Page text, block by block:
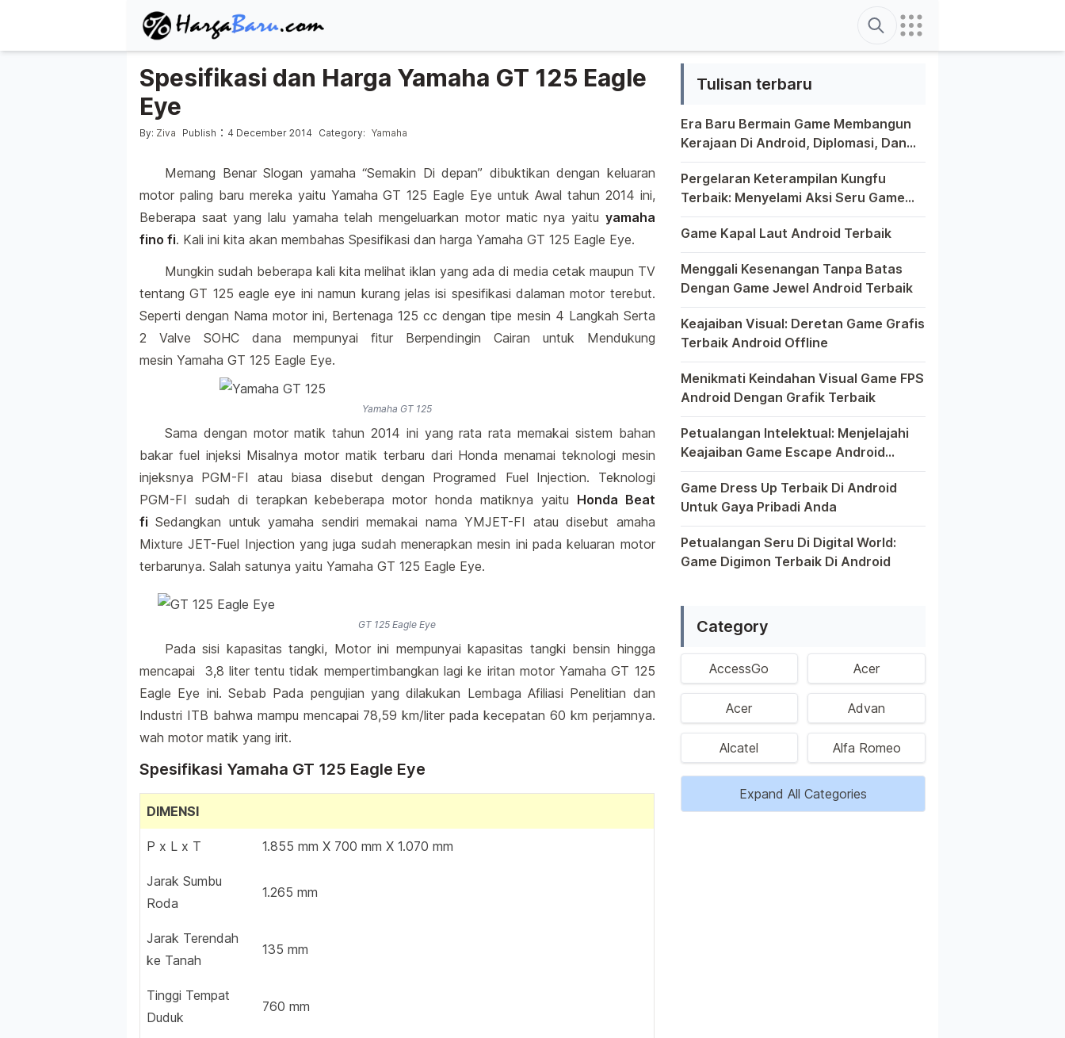
Search
Spesifikasi dan Harga Yamaha GT 125 Eagle
Eye
Posted by
By: Ziva Publish : 4 December 2014Posted in
Category: Yamaha
Memang Benar Slogan yamaha “Semakin Di depan” dibuktikan dengan keluaran
motor paling baru mereka yaitu Yamaha GT 125 Eagle Eye untuk Awal tahun 2014 ini,
Beberapa saat yang lalu yamaha telah mengeluarkan motor matic nya yaitu yamaha
fino fi. Kali ini kita akan membahas Spesifikasi dan harga Yamaha GT 125 Eagle Eye.
Mungkin sudah beberapa kali kita melihat iklan yang ada di media cetak maupun TV
tentang GT 125 eagle eye ini namun kurang jelas isi spesifikasi dalaman motor terebut.
Seperti dengan Nama motor ini, Bertenaga 125 cc dengan tipe mesin 4 Langkah Serta
2 Valve SOHC dana mempunyai fitur Berpendingin Cairan untuk Mendukung
mesin Yamaha GT 125 Eagle Eye.
Yamaha GT 125
Sama dengan motor matik tahun 2014 ini yang rata rata memakai sistem bahan
bakar fuel injeksi Misalnya motor matik terbaru dari Honda menamai teknologi mesin
injeksnya PGM-FI atau biasa disebut dengan Programed Fuel Injection. Teknologi
PGM-FI sudah di terapkan kebeberapa motor honda matiknya yaitu Honda Beat
fi Sedangkan untuk yamaha sendiri memakai nama YMJET-FI atau disebut amaha
Mixture JET-Fuel Injection yang juga sudah menerapkan mesin ini pada keluaran motor
terbarunya. Salah satunya yaitu Yamaha GT 125 Eagle Eye.
GT 125 Eagle Eye
Pada sisi kapasitas tangki, Motor ini mempunyai kapasitas tangki bensin hingga
mencapai 3,8 liter tentu tidak mempertimbangkan lagi ke iritan motor Yamaha GT 125
Eagle Eye ini. Sebab Pada pengujian yang dilakukan Lembaga Afiliasi Penelitian dan
Industri ITB bahwa mampu mencapai 78,59 km/liter pada kecepatan 60 km perjamnya.
wah motor matik yang irit.
Spesifikasi Yamaha GT 125 Eagle Eye
DIMENSI
P x L x T 1.855 mm X 700 mm X 1.070 mm
Jarak Sumbu
Roda
1.265 mm
Jarak Terendah
ke Tanah
135 mm
Tinggi Tempat
Duduk
760 mm
Tulisan terbaru
Era Baru Bermain Game Membangun
Kerajaan Di Android, Diplomasi, Dan
Kreativitas Di Ujung Jari Anda
Bermain game di platform Android telah menjadi bagian yang
Pergelaran Keterampilan Kungfu
Terbaik: Menyelami Aksi Seru Game
Kungfu Di Android
Dunia game selalu menawarkan pengalaman yang menghibur
Game Kapal Laut Android Terbaik
Di dunia game Android yang kaya dengan berbagai jenis
Menggali Kesenangan Tanpa Batas
Dengan Game Jewel Android Terbaik
Dalam hiruk-pikuk dunia game Android, ada satu genre yang
Keajaiban Visual: Deretan Game Grafis
Terbaik Android Offline
Ponsel pintar telah mengubah cara kita bermain game, dan
Menikmati Keindahan Visual Game FPS
Android Dengan Grafik Terbaik
Semakin berkembangnya teknologi di era digital saat ini,
Petualangan Intelektual: Menjelajahi
Keajaiban Game Escape Android
Terbaik
Dalam dunia game Android, genre escape telah mencuri
Game Dress Up Terbaik Di Android
Untuk Gaya Pribadi Anda
Saat ini, platform Android telah menjadi wadah kreativitas bagi
Petualangan Seru Di Digital World:
Game Digimon Terbaik Di Android
Category
AccessGo Acer
Acer Advan
Alcatel Alfa Romeo
Expand All Categories